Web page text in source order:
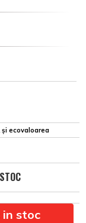
ecovaloarea
stoc